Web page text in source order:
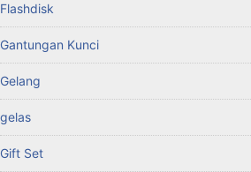
Flashdisk
Gantungan Kunci
Gelang
gelas
Gift Set